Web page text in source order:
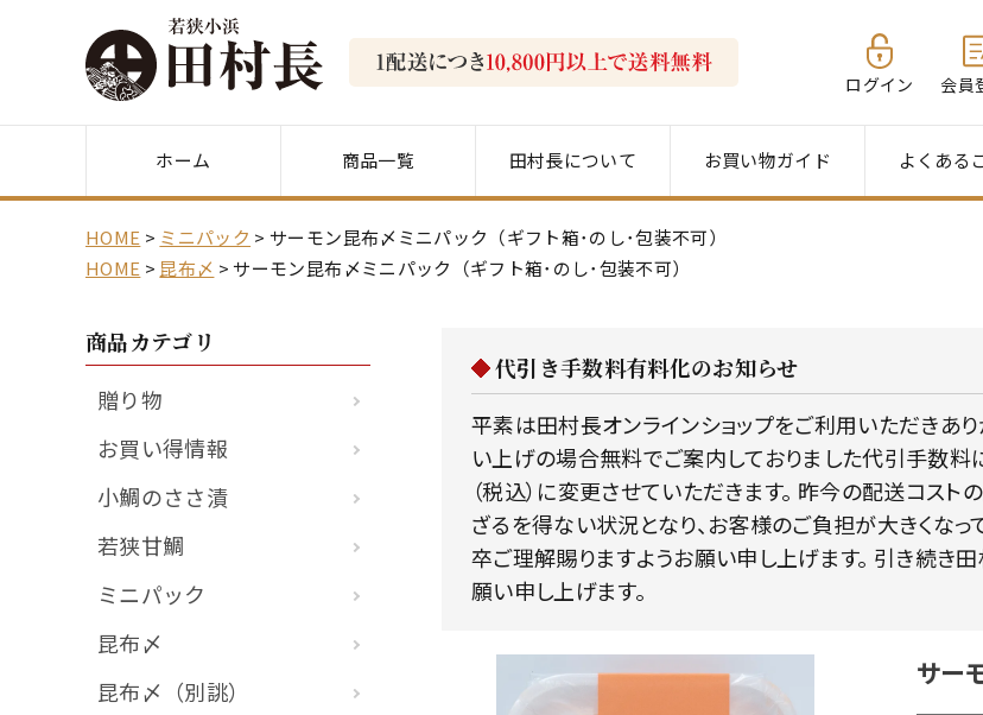
ログイン 会員
ホーム 商品一覧 田村長について お買い物ガイド よくある
HOME ミニパック
サーモン昆布〆ミニパック（ギフト箱･のし･包装不可）
HOME
昆布〆 サーモン昆布〆ミニパック（ギフト箱･のし･包装不可）
商品カテゴリ
贈り物
お買い得情報
小鯛のささ漬
若狭甘鯛
ミニパック
昆布〆
昆布〆（別誂）
代引き手数料有料化のお知らせ
平素は田村長オンラインショップをご利用いただきあり
い上げの場合無料でご案内しておりました代引手数
（税込）に変更させていただきます。 昨今の配送コス
ざるを得ない状況となり、お客様のご負担が大きくな
卒ご理解賜りますようお願い申し上げます。 引き続き
願い申し上げます。
サー